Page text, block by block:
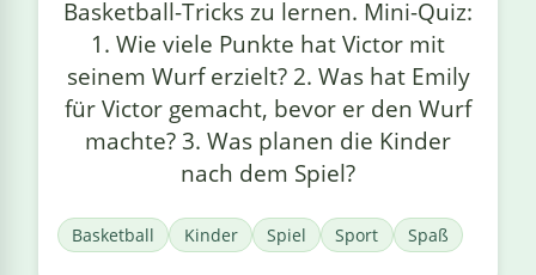
Basketball-Tricks zu lernen. Mini-Quiz:
1. Wie viele Punkte hat Victor mit
seinem Wurf erzielt? 2. Was hat Emily
für Victor gemacht, bevor er den Wurf
machte? 3. Was planen die Kinder
nach dem Spiel?
Basketball Kinder Spiel Sport Spaß